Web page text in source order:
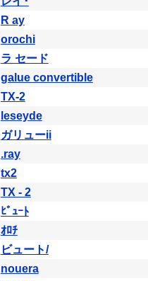
R ay
orochi
ラ セード
galue convertible
TX-2
leseyde
ガリューii
.ray
tx2
TX - 2
ﾋﾞｭｰﾄ
ｵﾛﾁ
ビュート/
nouera